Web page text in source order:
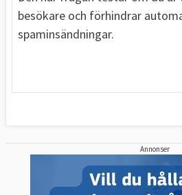
besökare och förhindrar
spaminsändningar.
Annonser